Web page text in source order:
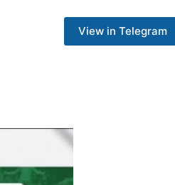
y negocios!🚀
y llega a más público por el
más información y precios. ¡No
View in Telegram